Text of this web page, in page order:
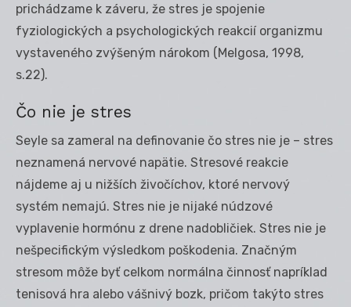
prichádzame k záveru, že stres je spojenie
fyziologických a psychologických reakcií organizmu
vystaveného zvýšeným nárokom (Melgosa, 1998,
s.22).
Čo nie je stres
Seyle sa zameral na definovanie čo stres nie je – stres
neznamená nervové napätie. Stresové reakcie
nájdeme aj u nižších živočíchov, ktoré nervový
systém nemajú. Stres nie je nijaké núdzové
vyplavenie hormónu z drene nadobličiek. Stres nie je
nešpecifickým výsledkom poškodenia. Značným
stresom môže byť celkom normálna činnosť napríklad
tenisová hra alebo vášnivý bozk, pričom takýto stres